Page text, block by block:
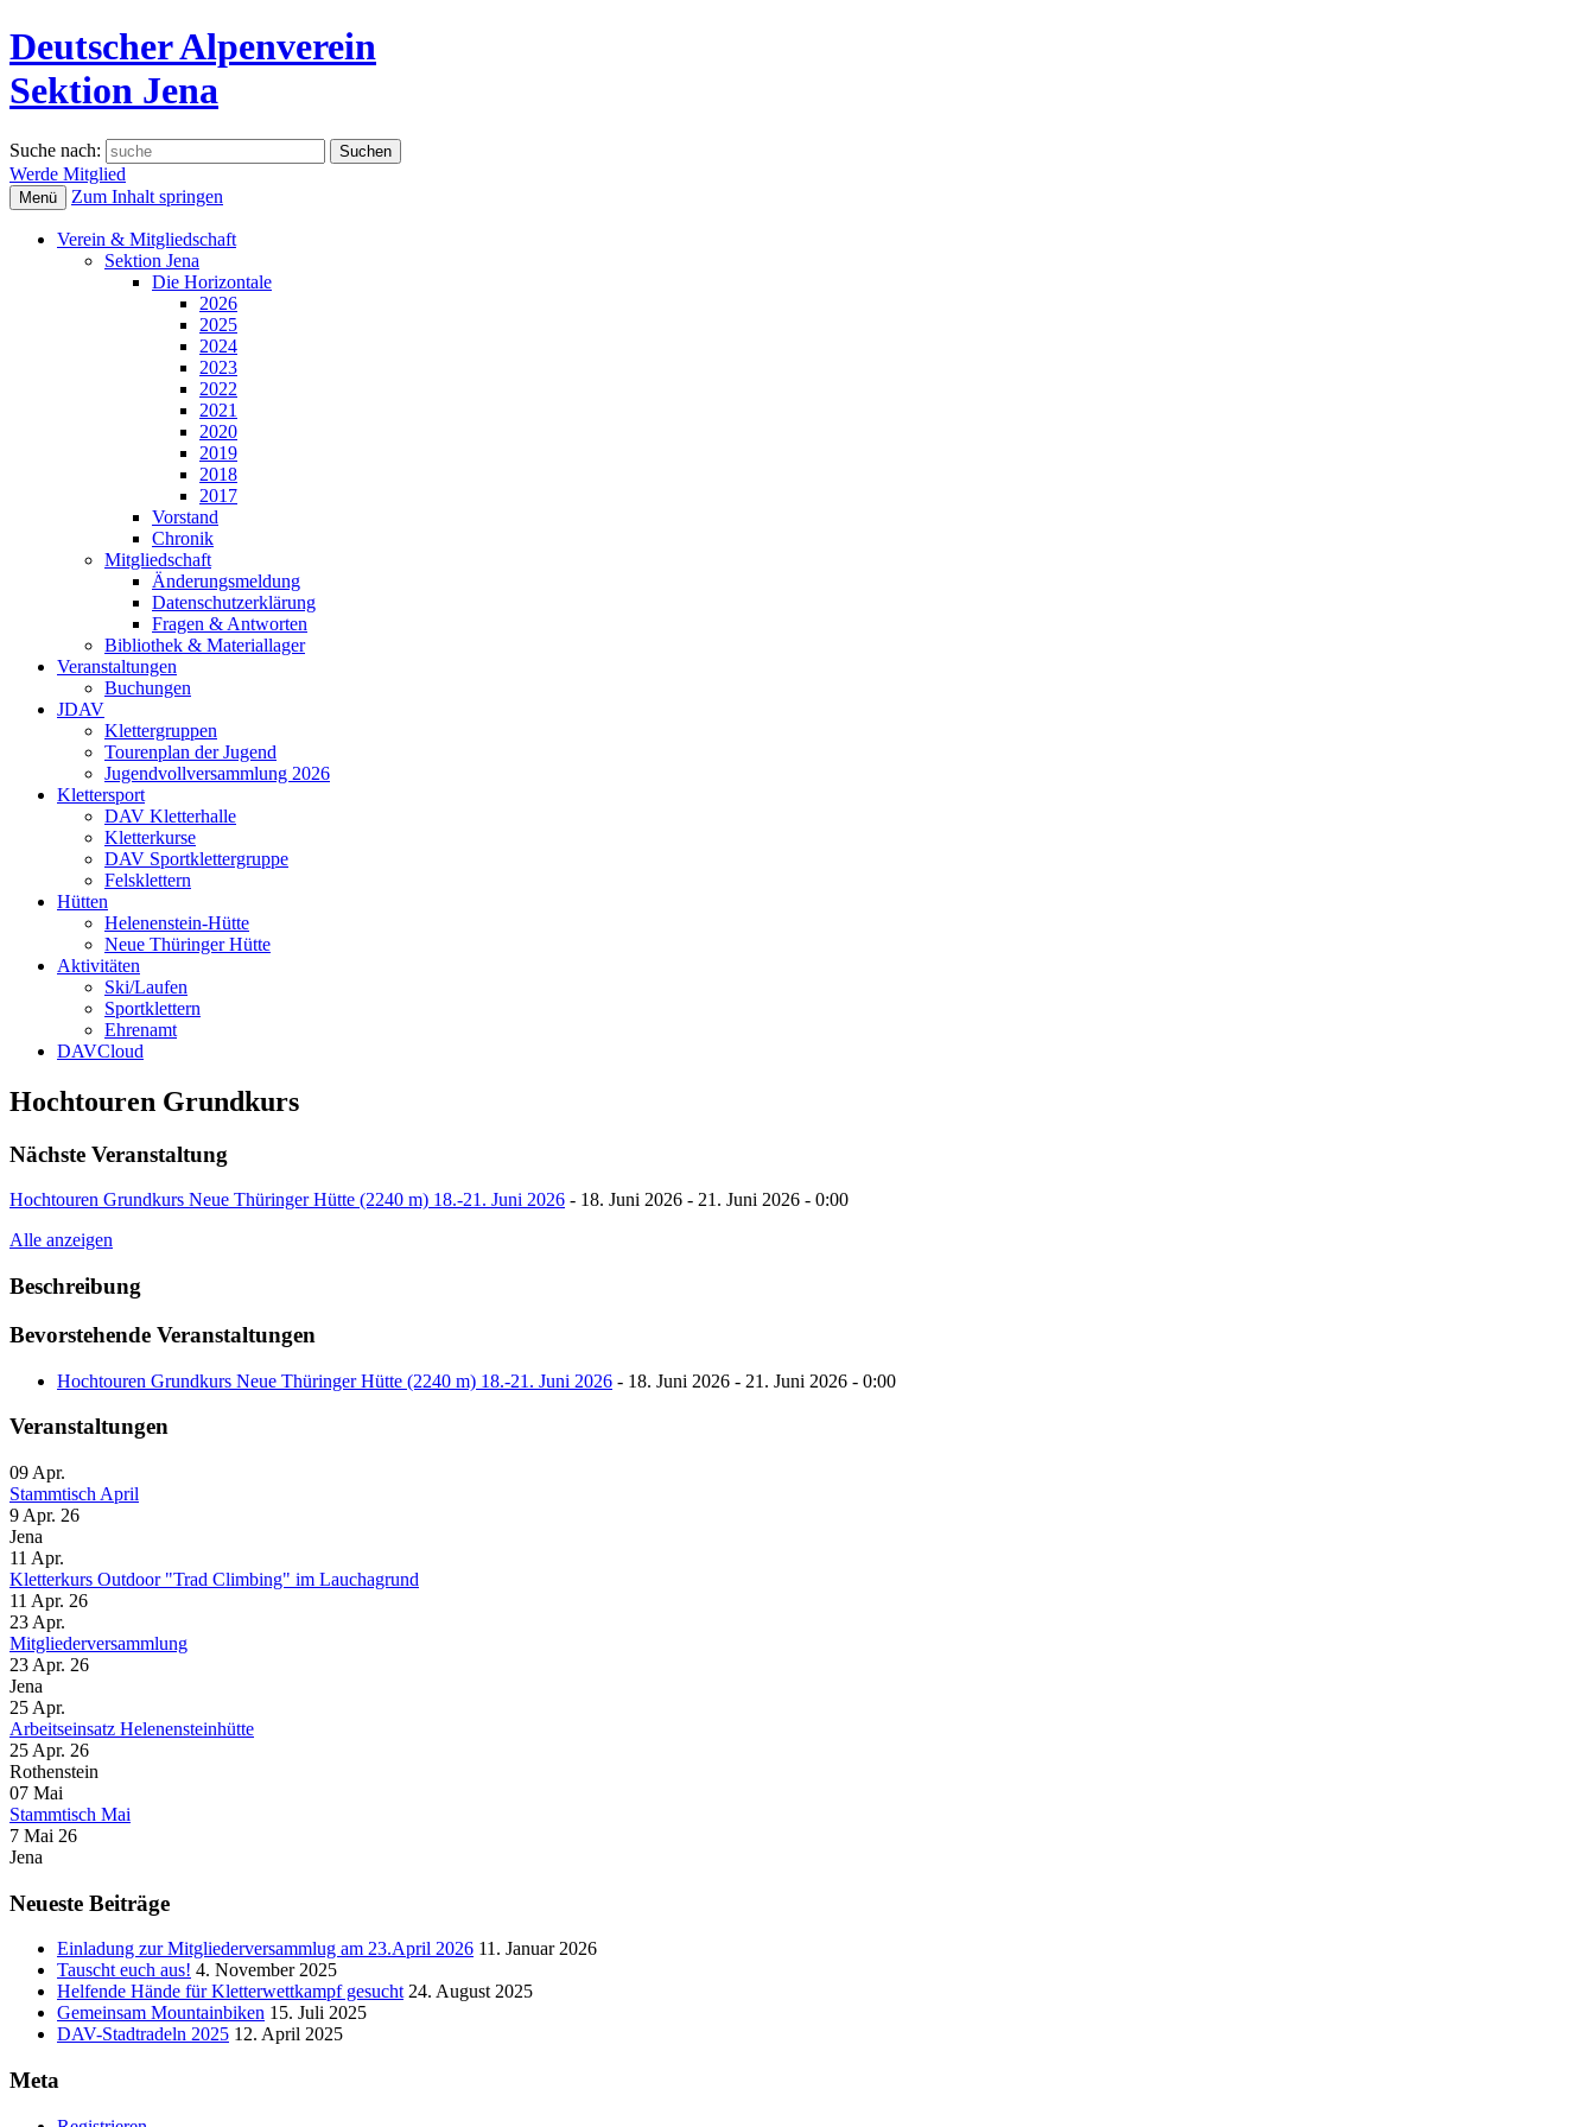
Deutscher Alpenverein
Sektion Jena
Suche nach:
Werde Mitglied
Menü Zum Inhalt springen
Verein & Mitgliedschaft
Sektion Jena
Die Horizontale
2026
2025
2024
2023
2022
2021
2020
2019
2018
2017
Vorstand
Chronik
Mitgliedschaft
Änderungsmeldung
Datenschutzerklärung
Fragen & Antworten
Bibliothek & Materiallager
Veranstaltungen
Buchungen
JDAV
Klettergruppen
Tourenplan der Jugend
Jugendvollversammlung 2026
Klettersport
DAV Kletterhalle
Kletterkurse
DAV Sportklettergruppe
Felsklettern
Hütten
Helenenstein-Hütte
Neue Thüringer Hütte
Aktivitäten
Ski/Laufen
Sportklettern
Ehrenamt
DAVCloud
Hochtouren Grundkurs
Nächste Veranstaltung
Hochtouren Grundkurs Neue Thüringer Hütte (2240 m) 18.-21. Juni 2026 - 18. Juni 2026 - 21. Juni 2026 - 0:00
Alle anzeigen
Beschreibung
Bevorstehende Veranstaltungen
Hochtouren Grundkurs Neue Thüringer Hütte (2240 m) 18.-21. Juni 2026 - 18. Juni 2026 - 21. Juni 2026 - 0:00
Veranstaltungen
09 Apr.
Stammtisch April
9 Apr. 26
Jena
11 Apr.
Kletterkurs Outdoor "Trad Climbing" im Lauchagrund
11 Apr. 26
23 Apr.
Mitgliederversammlung
23 Apr. 26
Jena
25 Apr.
Arbeitseinsatz Helenensteinhütte
25 Apr. 26
Rothenstein
07 Mai
Stammtisch Mai
7 Mai 26
Jena
Neueste Beiträge
Einladung zur Mitgliederversammlug am 23.April 2026 11. Januar 2026
Tauscht euch aus! 4. November 2025
Helfende Hände für Kletterwettkampf gesucht 24. August 2025
Gemeinsam Mountainbiken 15. Juli 2025
DAV-Stadtradeln 2025 12. April 2025
Meta